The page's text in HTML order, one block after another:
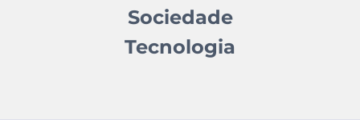
Sociedade
Tecnologia